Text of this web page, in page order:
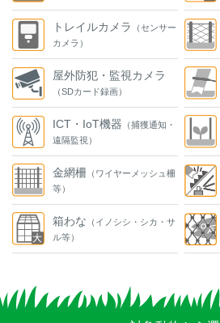
トレイルカメラ
（センサー
カメラ）
屋外防犯・監視カメラ
（SDカード録画）
ICT・IoT機器 （捕獲通知・
遠隔監視）
金網柵 （ワイヤーメッシュ柵
等）
箱わな （イノシシ・シカ・サ
ル等）